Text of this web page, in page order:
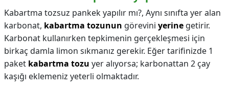
Kabartma tozsuz pankek yapılır mı?, Aynı sınıfta yer alan
karbonat, kabartma tozunun görevini yerine getirir.
Karbonat kullanırken tepkimenin gerçekleşmesi için
birkaç damla limon sıkmanız gerekir. Eğer tarifinizde 1
paket kabartma tozu yer alıyorsa; karbonattan 2 çay
kaşığı eklemeniz yeterli olmaktadır.